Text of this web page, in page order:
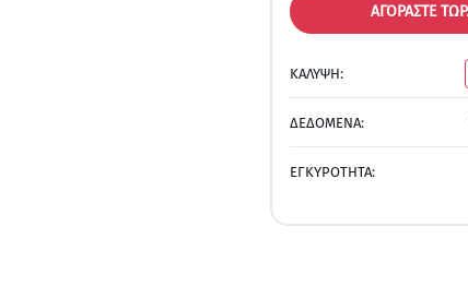
ΑΓΟΡΑΣΤΕ
ΚΑΛΥΨΗ:
ΔΕΔΟΜΕΝΑ:
ΕΓΚΥΡΟΤΗΤΑ: